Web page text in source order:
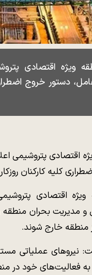
ویژه اقتصادی
دستور خروج
اقتصادی پتروشیمی
کلیه کارکنان
اقتصادی
و مدیریت بحران منطقه
منطقه خارج شوند.
نیرو‌های عملیاتی
فعالیت‌های خود در